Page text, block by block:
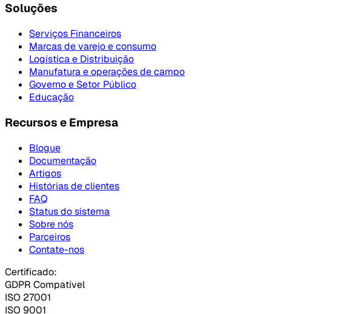
Soluções
Serviços Financeiros
Marcas de varejo e consumo
Logística e Distribuição
Manufatura e operações de campo
Governo e Setor Público
Educação
Recursos e Empresa
Blogue
Documentação
Artigos
Histórias de clientes
FAQ
Status do sistema
Sobre nós
Parceiros
Contate-nos
Certificado:
GDPR Compatível
ISO 27001
ISO 9001